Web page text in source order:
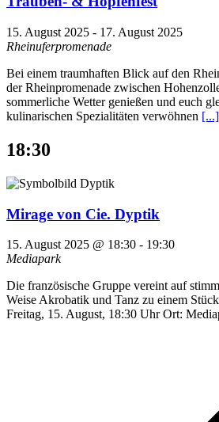
15. August 2025 - 17. August 2025
Rheinuferpromenade
Bei einem traumhaften Blick auf den
der Rheinpromenade zwischen
sommerliche Wetter genießen und euch
kulinarischen Spezialitäten verwöhnen [...]
18:30
Mirage von Cie. Dyptik
15. August 2025 @ 18:30 - 19:30
Mediapark
Die französische Gruppe vereint auf
Weise Akrobatik und Tanz zu einem
Freitag, 15. August, 18:30 Uhr Ort: